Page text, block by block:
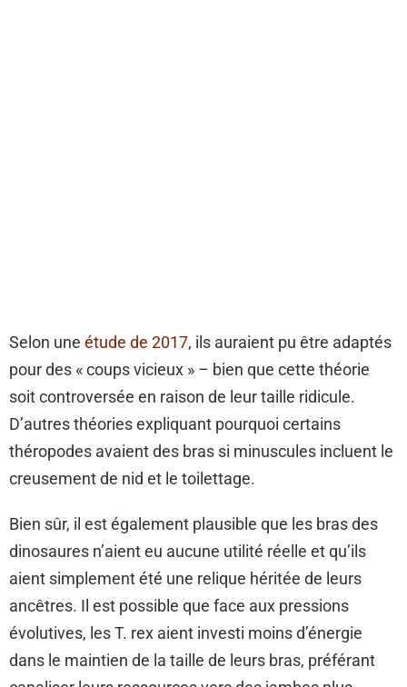
Selon une étude de 2017, ils auraient pu être adaptés
pour des « coups vicieux » – bien que cette théorie
soit controversée en raison de leur taille ridicule.
D’autres théories expliquant pourquoi certains
théropodes avaient des bras si minuscules incluent le
creusement de nid et le toilettage.
Bien sûr, il est également plausible que les bras des
dinosaures n’aient eu aucune utilité réelle et qu’ils
aient simplement été une relique héritée de leurs
ancêtres. Il est possible que face aux pressions
évolutives, les T. rex aient investi moins d’énergie
dans le maintien de la taille de leurs bras, préférant